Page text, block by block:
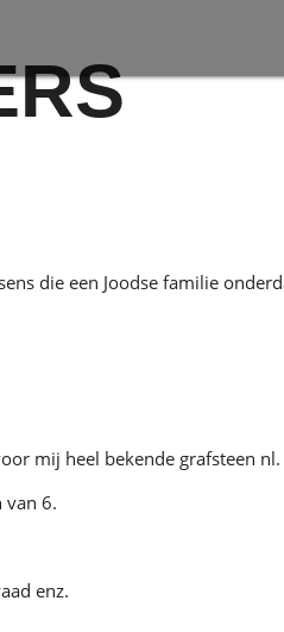
die een Joodse familie
mij heel bekende grafsteen
van 6.
enz.